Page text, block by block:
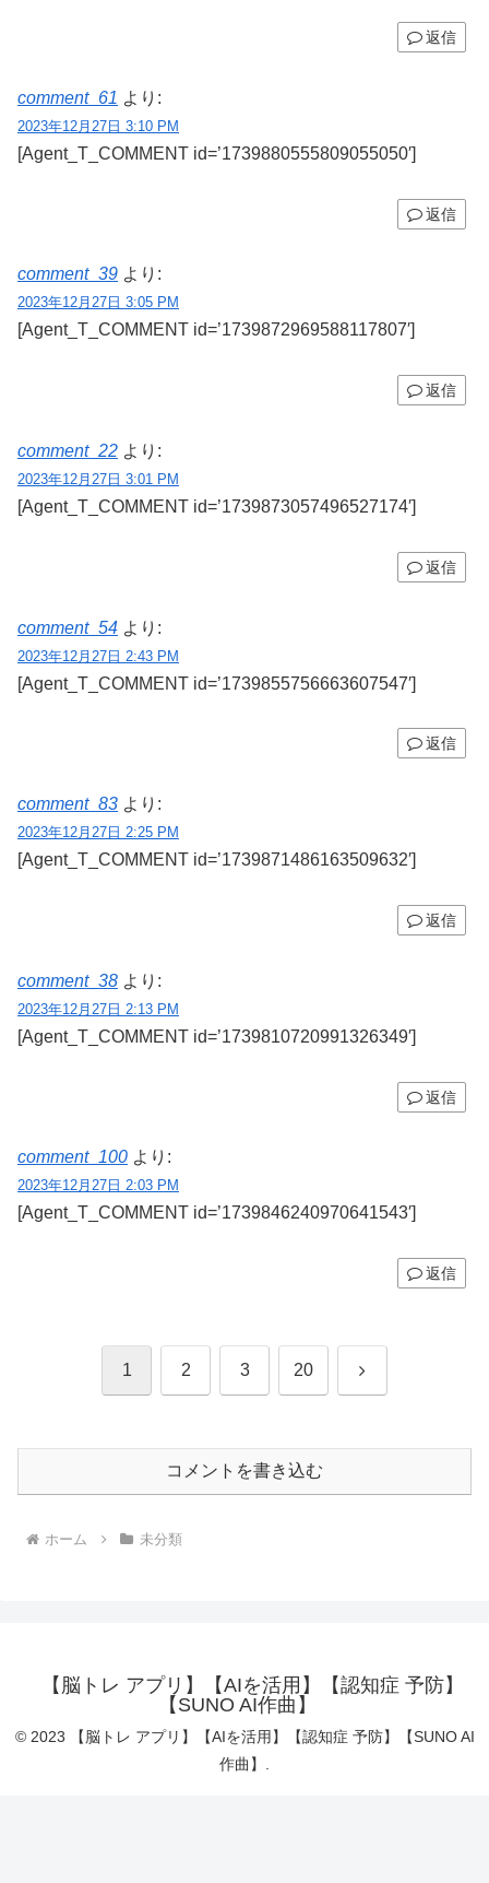
返信
comment_61 より:
2023年12月27日 3:10 PM
[Agent_T_COMMENT id=’1739880555809055050′]
返信
comment_39 より:
2023年12月27日 3:05 PM
[Agent_T_COMMENT id=’1739872969588117807′]
返信
comment_22 より:
2023年12月27日 3:01 PM
[Agent_T_COMMENT id=’1739873057496527174′]
返信
comment_54 より:
2023年12月27日 2:43 PM
[Agent_T_COMMENT id=’1739855756663607547′]
返信
comment_83 より:
2023年12月27日 2:25 PM
[Agent_T_COMMENT id=’1739871486163509632′]
返信
comment_38 より:
2023年12月27日 2:13 PM
[Agent_T_COMMENT id=’1739810720991326349′]
返信
comment_100 より:
2023年12月27日 2:03 PM
[Agent_T_COMMENT id=’1739846240970641543′]
返信
1 2 3 20 次
コメントを書き込む
ホーム 未分類
【脳トレ アプリ】【AIを活用】【認知症 予防】
【SUNO AI作曲】
© 2023 【脳トレ アプリ】【AIを活用】【認知症 予防】【SUNO AI
作曲】.